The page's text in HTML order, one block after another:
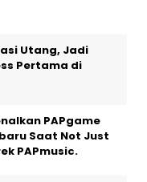
Utang, Jadi
Pertama di
PAPgame
Saat Not Just
PAPmusic.